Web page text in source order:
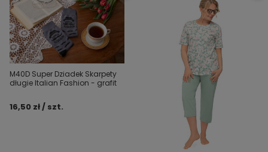
M40D Super Dziadek Skarpety
długie Italian Fashion - grafit
16,50 zł / szt.